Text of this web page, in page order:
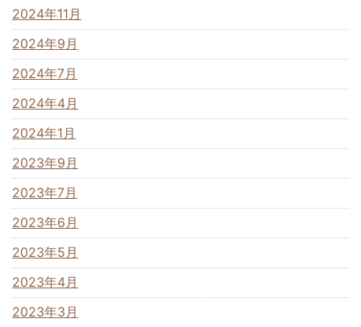
2024年11月
2024年9月
2024年7月
2024年4月
2024年1月
2023年9月
2023年7月
2023年6月
2023年5月
2023年4月
2023年3月